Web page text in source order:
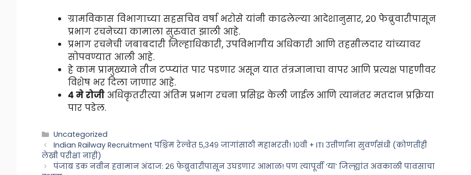
ग्रामविकास विभागाच्या सहसचिव वर्षा भरोसे यांनी काढलेल्या आदेशानुसार, २० फेब्रुवारीपासून
प्रभाग रचनेच्या कामाला सुरुवात झाली आहे.
प्रभाग रचनेची जबाबदारी जिल्हाधिकारी, उपविभागीय अधिकारी आणि तहसीलदार यांच्यावर
सोपवण्यात आली आहे.
हे काम प्रामुख्याने तीन टप्प्यांत पार पडणार असून यात तंत्रज्ञानाचा वापर आणि प्रत्यक्ष पाहणीवर
विशेष भर दिला जाणार आहे.
४ मे रोजी अधिकृतरीत्या अंतिम प्रभाग रचना प्रसिद्ध केली जाईल आणि त्यानंतर मतदान प्रक्रिया
पार पडेल.
Categories
Uncategorized
Indian Railway Recruitment पश्चिम रेल्वेत ५,३४९ जागांसाठी महाभरती! १०वी + ITI उत्तीर्णांना सुवर्णसंधी (कोणतीही
लेखी परीक्षा नाही)
पंजाब डक नवीन हवामान अंदाज: २६ फेब्रुवारीपासून उघडणार आभाळ! पण त्यापूर्वी ‘या’ जिल्ह्यांत अवकाळी पावसाचा